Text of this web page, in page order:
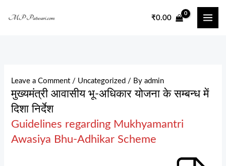
₹0.00
Leave a Comment / Uncategorized / Byadmin
मुख्यमंत्री आवासीय भू-अधिकार योजना के सम्बन्ध में
दिशा निर्देश
Guidelines regarding Mukhyamantri
Awasiya Bhu-Adhikar Scheme